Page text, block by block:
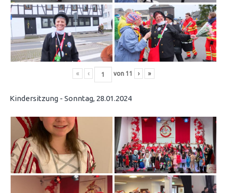
« ‹ von 11 › »
Kindersitzung - Sonntag, 28.01.2024